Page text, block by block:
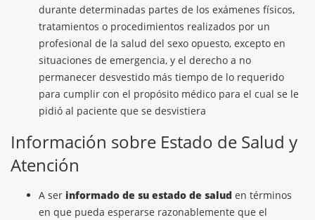
durante determinadas partes de los exámenes físicos,
tratamientos o procedimientos realizados por un
profesional de la salud del sexo opuesto, excepto en
situaciones de emergencia, y el derecho a no
permanecer desvestido más tiempo de lo requerido
para cumplir con el propósito médico para el cual se le
pidió al paciente que se desvistiera
Información sobre Estado de Salud y
Atención
A ser informado de su estado de salud en términos
en que pueda esperarse razonablemente que el